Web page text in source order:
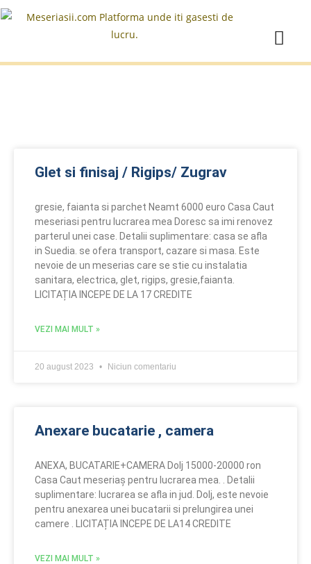
Glet si finisaj / Rigips/ Zugrav
gresie, faianta si parchet Neamt 6000 euro Casa Caut
meseriasi pentru lucrarea mea Doresc sa imi renovez
parterul unei case. Detalii suplimentare: casa se afla
in Suedia. se ofera transport, cazare si masa. Este
nevoie de un meserias care se stie cu instalatia
sanitara, electrica, glet, rigips, gresie,faianta.
LICITAȚIA INCEPE DE LA 17 CREDITE
VEZI MAI MULT »
20 august 2023 Niciun comentariu
Anexare bucatarie , camera
ANEXA, BUCATARIE+CAMERA Dolj 15000-20000 ron
Casa Caut meseriaș pentru lucrarea mea. . Detalii
suplimentare: lucrarea se afla in jud. Dolj, este nevoie
pentru anexarea unei bucatarii si prelungirea unei
camere . LICITAȚIA INCEPE DE LA14 CREDITE
VEZI MAI MULT »